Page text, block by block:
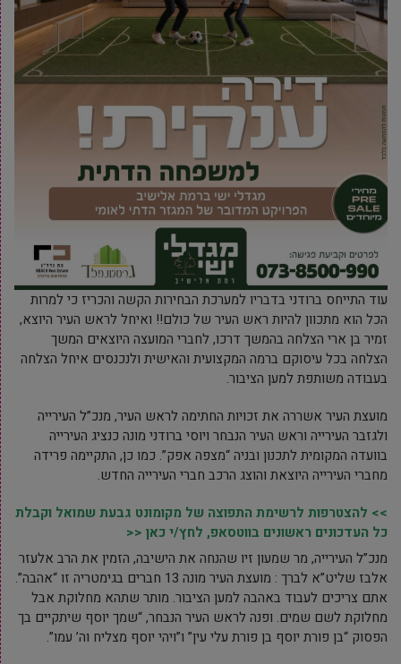
עוד התייחס ברודני בדבריו למערכת הבחירות הקשה והכריז כי למרות
הכל הוא מתכוון להיות ראש העיר של כולם!! ואיחל לראש העיר היוצא,
זמיר בן ארי הצלחה בהמשך דרכו, לחברי המועצה היוצאים המשך
הצלחה בכל עיסוקם ברמה המקצועית והאישית ולנכנסים איחל הצלחה
בעבודה משותפת למען הציבור.
מועצת העיר אשררה את זכויות החתימה לראש העיר, מנכ”ל העירייה
ולגזבר העירייה וראש העיר הנבחר ויוסי ברודני מונה כנציג העירייה
בוועדה המקומית לתכנון ובניה “מצפה אפק”. כמו כן, התקיימה פרידה
מחברי העירייה היוצאת והוצג הרכב חברי העירייה החדש.
>> להצטרפות לרשימת התפוצה של מקומונט גבעת שמואל וקבלת
כל העדכונים ראשונים בווטסאפ, לחץ/י כאן <<
מנכ”ל העירייה, מר שמעון זיו שהנחה את הישיבה, הזמין את הרב אלעזר
אלבז שליט”א לברך : מועצת העיר מונה 13 חברים בגימטריה זו “אהבה”.
אתם צריכים לעבוד באהבה למען הציבור. מותר שתהא מחלוקת אבל
מחלוקת לשם שמים. ופנה לראש העיר הנבחר, “שמך יוסף שיתקיים בך
הפסוק “בן פורת יוסף בן פורת עלי עין” ו”ויהי יוסף מצליח וה’ עמו”.